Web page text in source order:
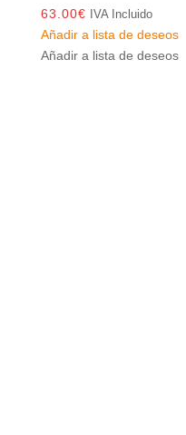
63.00€ IVA Incluido
Añadir a lista de deseos
Añadir a lista de deseos